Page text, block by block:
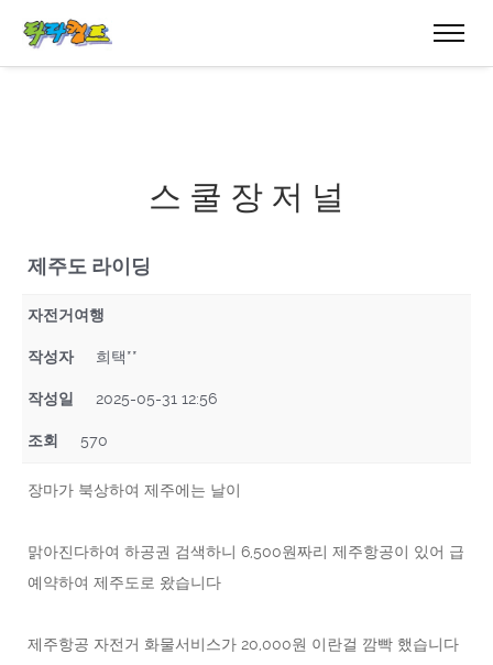
스 쿨 장 저 널
제주도 라이딩
자전거여행
작성자 희택**
작성일 2025-05-31 12:56
조회 570
장마가 북상하여 제주에는 날이
맑아진다하여 하공권 검색하니 6,500원짜리 제주항공이 있어 급
예약하여 제주도로 왔습니다
제주항공 자전거 화물서비스가 20,000원 이란걸 깜빡 했습니다